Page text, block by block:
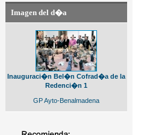
Imagen del d�a
Inauguraci�n Bel�n Cofrad�a de la
Redenci�n 1
GP Ayto-Benalmadena